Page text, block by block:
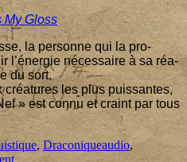
My Gloss
la per­sonne qui la pro­
l’énergie néces­saire à sa réa­
du sort.
les plus puis­santes,
» est connu et craint par tous
, DraconiqueTags
audio,
on